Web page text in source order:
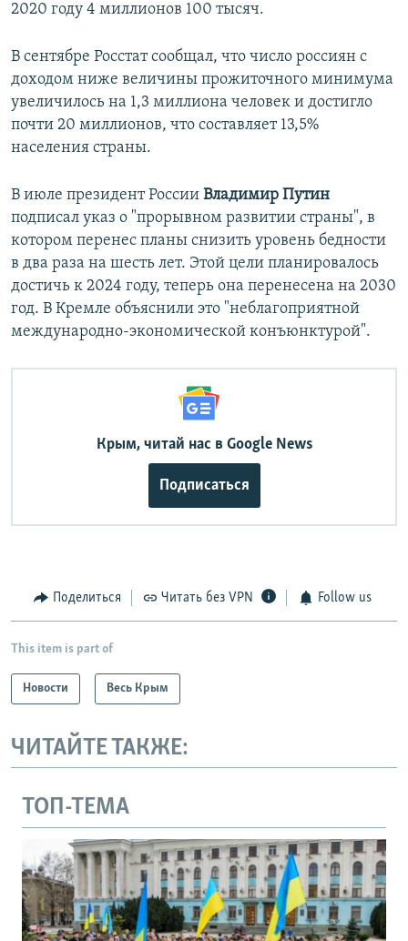
2020 году 4 миллионов 100 тысяч.
В сентябре Росстат сообщал, что число россиян с
доходом ниже величины прожиточного минимума
увеличилось на 1,3 миллиона человек и достигло
почти 20 миллионов, что составляет 13,5%
населения страны.
В июле президент России Владимир Путин
подписал указ о "прорывном развитии страны", в
котором перенес планы снизить уровень бедности
в два раза на шесть лет. Этой цели планировалось
достичь к 2024 году, теперь она перенесена на 2030
год. В Кремле объяснили это "неблагоприятной
международно-экономической конъюнктурой".
Крым, читай нас в Google News
Подписаться
Поделиться Читать без VPN Follow us
This item is part of
Новости Весь Крым
ЧИТАЙТЕ ТАКЖЕ:
ТОП-ТЕМА